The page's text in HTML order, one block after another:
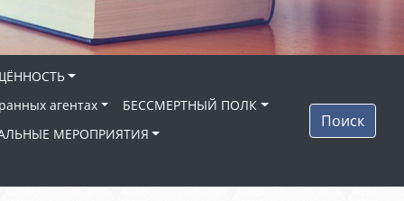
агентах
БЕССМЕРТНЫЙ ПОЛК
МЕРОПРИЯТИЯ
Поиск